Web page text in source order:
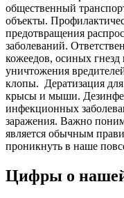
общественный
объекты.
предотвращения
заболеваний.
кожеедов, осиных
уничтожения
клопы. Дератизация
крысы и мыши.
инфекционных
заражения. Важно
является обычным
проникнуть в наше
Цифры о